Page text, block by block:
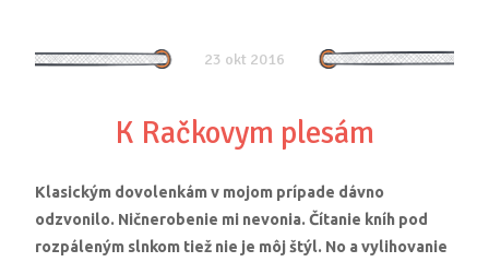
23 okt 2016
K Račkovym plesám
Klasickým dovolenkám v mojom prípade dávno
odzvonilo. Ničnerobenie mi nevonia. Čítanie kníh pod
rozpáleným slnkom tiež nie je môj štýl. No a vylihovanie